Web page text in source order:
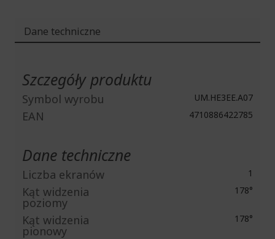
Dane techniczne
Szczegóły produktu
Symbol wyrobu UM.HE3EE.A07
EAN 4710886422785
Dane techniczne
Liczba ekranów 1
Kąt widzenia
poziomy
178°
Kąt widzenia
pionowy
178°